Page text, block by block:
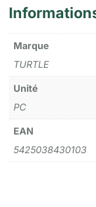
Marque
TURTLE
Unité
PC
EAN
5425038430103